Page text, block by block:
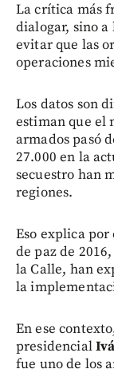
La crítica más
dialogar, sino a
evitar que las
operaciones
Los datos son
estiman que el
armados pasó
27.000 en la
secuestro han
regiones.
Eso explica
de paz de
la Calle, han
la
En ese
presidencial
fue uno de los